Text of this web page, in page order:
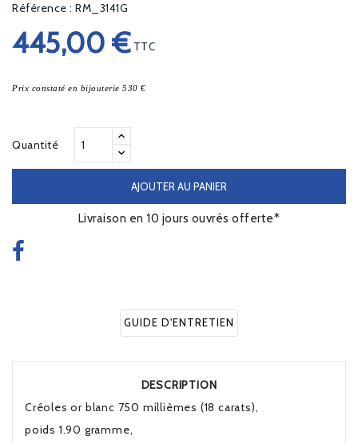
Référence : RM_3141G
445,00 € TTC
Prix constaté en bijouterie 530 €
Quantité
AJOUTER AU PANIER
Livraison en 10 jours ouvrés offerte*
GUIDE D'ENTRETIEN
DESCRIPTION
Créoles or blanc 750 millièmes (18 carats),
poids 1.90 gramme,